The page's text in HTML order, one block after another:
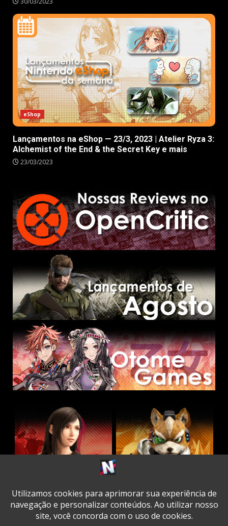
eShop
Lançamentos na eShop — 23/3, 2023 | Atelier Ryza 3:
Alchemist of the End & the Secret Key e mais
23/03/2023